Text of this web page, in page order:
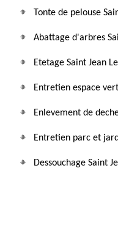
Tonte de pelouse
Abattage d'arbres
Etetage Saint Jean
Entretien espace
Enlevement de
Entretien parc et
Dessouchage Saint